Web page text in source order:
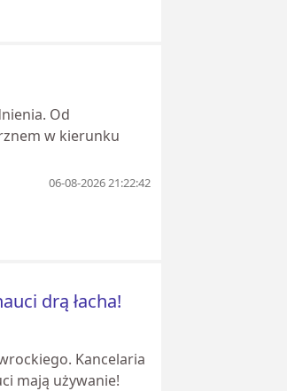
Od
w kierunku
06-08-2026 21:22:42
drą łacha!
Kancelaria
mają używanie!